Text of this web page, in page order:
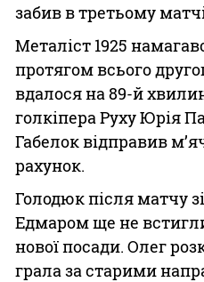
забив в третьому
Металіст 1925
протягом всього
вдалося на 89-й
голкіпера Руху Юрія
Габелок відправив
рахунок.
Голодюк після матчу
Едмаром ще не
нової посади. Олег
грала за старими